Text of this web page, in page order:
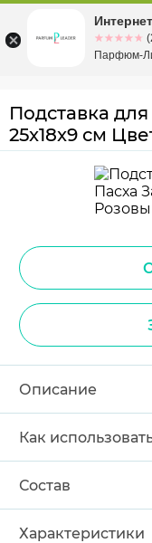
Подставка
25x18x9 см
Описание
Как
Состав
Характеристики
☆☆☆☆☆
★★★★★
Парфюм-